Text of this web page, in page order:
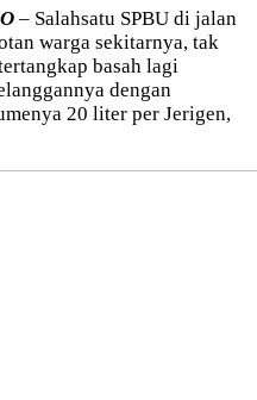
– Salahsatu SPBU di jalan
warga sekitarnya, tak
basah lagi
dengan
20 liter per Jerigen,